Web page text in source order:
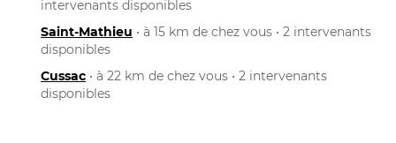
intervenants disponibles
Saint-Mathieu • à 15 km de chez vous • 2 intervenants
disponibles
Cussac • à 22 km de chez vous • 2 intervenants
disponibles